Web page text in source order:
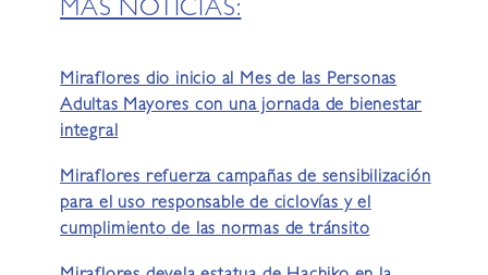
MÁS NOTICIAS:
Miraflores dio inicio al Mes de las Personas
Adultas Mayores con una jornada de bienestar
integral
Miraflores refuerza campañas de sensibilización
para el uso responsable de ciclovías y el
cumplimiento de las normas de tránsito